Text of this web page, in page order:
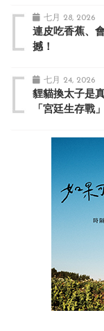
七月 28, 2026
連皮吃香蕉、
撼！
七月 24, 2026
貍貓換太子是
「宮廷生存戰」